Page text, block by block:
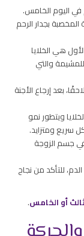
في اليوم الخامس.
بجدار الرحم
هي الخلايا
والتي
بعد إرجاع الأجنة
ويتطور نمو
سريع ومتزايد.
جسم الزوجة
للتأكد من نجاح
أو الخامس.